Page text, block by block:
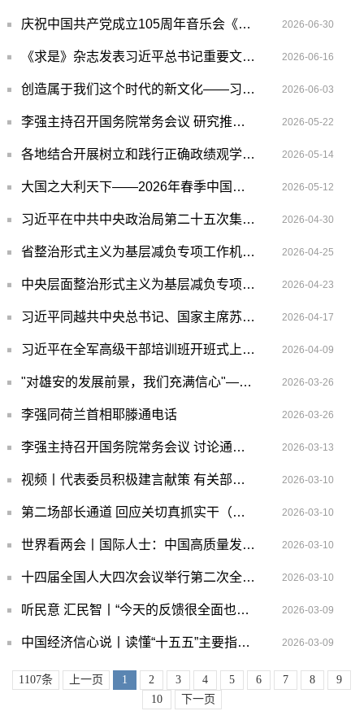
庆祝中国共产党成立105周年音乐会《人民至上》在京举行习近平李强赵乐际王沪宁蔡奇丁薛祥李希韩正出席观看 2026-06-30
《求是》杂志发表习近平总书记重要文章《一体推进教育科技人才发展》 2026-06-16
创造属于我们这个时代的新文化——习近平文化思想引领文化传承发展开创新局面 2026-06-03
李强主持召开国务院常务会议 研究推进全国统一大市场建设有关工作等 2026-05-22
各地结合开展树立和践行正确政绩观学习教育——一体推进整治形式主义为基层减负（树立和践行正确政绩观） 2026-05-14
大国之大利天下——2026年春季中国元首外交纪事 2026-05-12
习近平在中共中央政治局第二十五次集体学习时强调：着力提高防范应对自然灾害能力 切实维护人民群众生命财产安全 2026-04-30
省整治形式主义为基层减负专项工作机制会议在昆召开 2026-04-25
中央层面整治形式主义为基层减负专项工作机制办公室 中央纪委办公厅公开通报4起整治形式主义为基层减负典型问题 2026-04-23
习近平同越共中央总书记、国家主席苏林举行会谈 2026-04-17
习近平在全军高级干部培训班开班式上发表重要讲话强调：开展思想整风 深化政治整训 以崭新政治面貌迎接建军一百周年 2026-04-09
"对雄安的发展前景，我们充满信心"——习近平总书记赴雄安新区考察并主持召开深入推进雄安新区高质量建设和发展座谈会纪实 2026-03-26
李强同荷兰首相耶滕通电话 2026-03-26
李强主持召开国务院常务会议 讨论通过《国务院2026年重点工作分工方案》等 2026-03-13
视频丨代表委员积极建言献策 有关部门全面记录梳理高效转办回应 2026-03-10
第二场部长通道 回应关切真抓实干（现场·部长通道） 2026-03-10
世界看两会丨国际人士：中国高质量发展为全球经济注入稳定性 2026-03-10
十四届全国人大四次会议举行第二次全体会议 习近平等出席 2026-03-10
听民意 汇民智丨“今天的反馈很全面也很务实”——全国人大代表张雨霏与国家体育总局工作人员面对面 2026-03-09
中国经济信心说丨读懂“十五五”主要指标的深意 2026-03-09
1107条 上一页 1 2 3 4 5 6 7 8
9
10
下一页